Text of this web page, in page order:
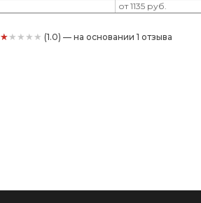
от 1135 руб.
★★★★★ (1.0) — на основании 1 отзыва